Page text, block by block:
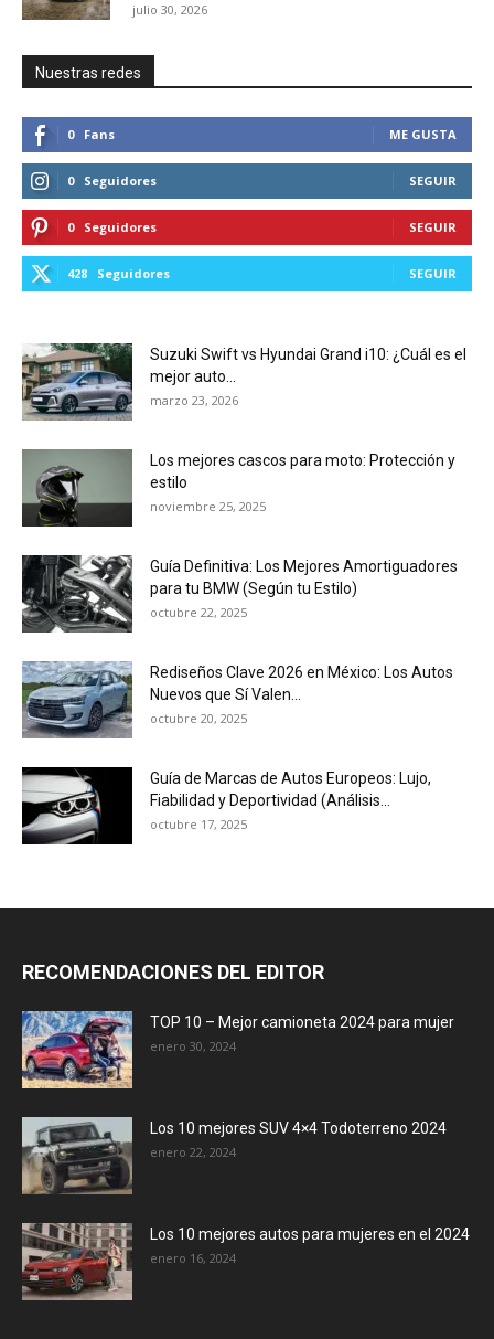
julio 30, 2026
Nuestras redes
0 Fans ME GUSTA
0 Seguidores SEGUIR
0 Seguidores SEGUIR
428 Seguidores SEGUIR
Suzuki Swift vs Hyundai Grand i10: ¿Cuál es el
mejor auto...
marzo 23, 2026
Los mejores cascos para moto: Protección y
estilo
noviembre 25, 2025
Guía Definitiva: Los Mejores Amortiguadores
para tu BMW (Según tu Estilo)
octubre 22, 2025
Rediseños Clave 2026 en México: Los Autos
Nuevos que Sí Valen...
octubre 20, 2025
Guía de Marcas de Autos Europeos: Lujo,
Fiabilidad y Deportividad (Análisis...
octubre 17, 2025
RECOMENDACIONES DEL EDITOR
TOP 10 – Mejor camioneta 2024 para mujer
enero 30, 2024
Los 10 mejores SUV 4×4 Todoterreno 2024
enero 22, 2024
Los 10 mejores autos para mujeres en el 2024
enero 16, 2024